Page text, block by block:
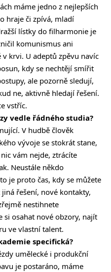
máme jedno z nejlepších
hraje či zpívá, mladí
lístky do filharmonie je
komunismus ani
krvi. U adeptů zpěvu navíc
kdy se nechtějí smířit
ale pozorně sledují,
ne, aktivně hledají řešení.
vstříc.
vedle řádného studia?
V hudbě člověk
vývoje se stokrát stane,
vám nejde, ztrácíte
Neustále někdo
je proto čas, kdy se můžete
řešení, nové kontakty,
nestihnete
si osahat nové obzory, najít
ve vlastní talent.
specifická?
umělecké i produkční
je postaráno, máme